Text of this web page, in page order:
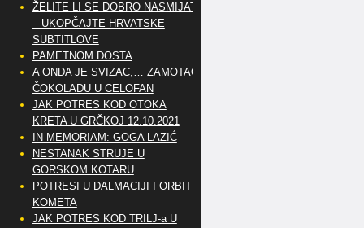
ŽELITE LI SE DOBRO NASMIJATI
– UKOPČAJTE HRVATSKE
SUBTITLOVE
PAMETNOM DOSTA
A ONDA JE SVIZAC,… ZAMOTAO
ČOKOLADU U CELOFAN
JAK POTRES KOD OTOKA
KRETA U GRČKOJ 12.10.2021
IN MEMORIAM: GOGA LAZIĆ
NESTANAK STRUJE U
GORSKOM KOTARU
POTRESI U DALMACIJI I ORBITE
KOMETA
JAK POTRES KOD TRILJ-a U